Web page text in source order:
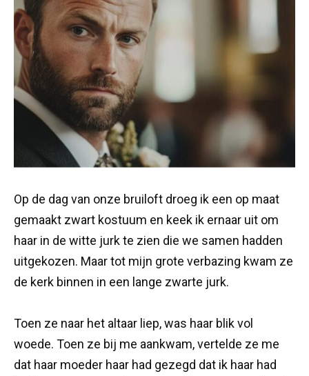
Op de dag van onze bruiloft droeg ik een op maat
gemaakt zwart kostuum en keek ik ernaar uit om
haar in de witte jurk te zien die we samen hadden
uitgekozen. Maar tot mijn grote verbazing kwam ze
de kerk binnen in een lange zwarte jurk.
Toen ze naar het altaar liep, was haar blik vol
woede. Toen ze bij me aankwam, vertelde ze me
dat haar moeder haar had gezegd dat ik haar had